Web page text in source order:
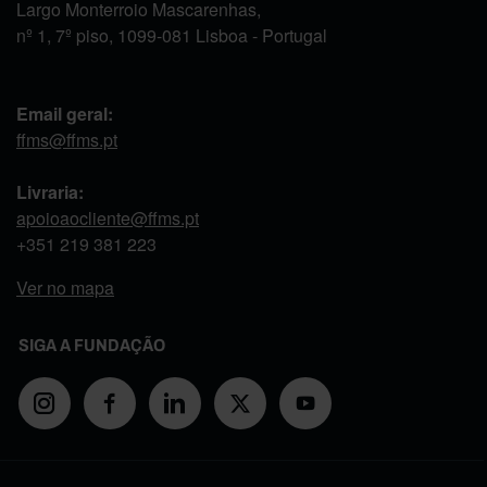
Largo Monterroio Mascarenhas,
nº 1, 7º piso, 1099-081 Lisboa - Portugal
Email geral:
ffms@ffms.pt
Livraria:
apoioaocliente@ffms.pt
+351 219 381 223
Ver no mapa
SIGA A FUNDAÇÃO